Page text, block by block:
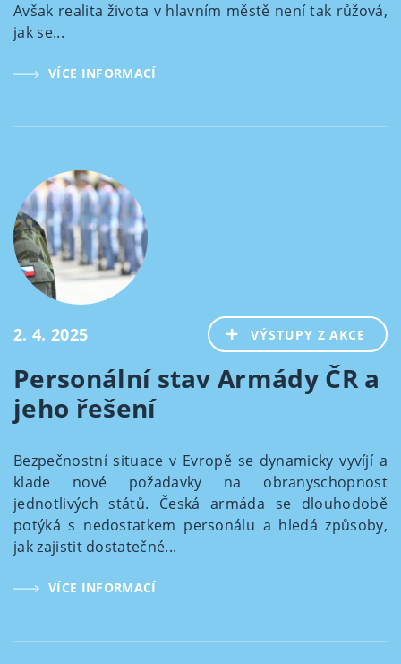
Avšak realita života v hlavním městě není tak růžová,
jak se...
VÍCE INFORMACÍ
2. 4. 2025 VÝSTUPY Z AKCE
Personální stav Armády ČR a
jeho řešení
Bezpečnostní situace v Evropě se dynamicky vyvíjí a
klade nové požadavky na obranyschopnost
jednotlivých států. Česká armáda se dlouhodobě
potýká s nedostatkem personálu a hledá způsoby,
jak zajistit dostatečné...
VÍCE INFORMACÍ